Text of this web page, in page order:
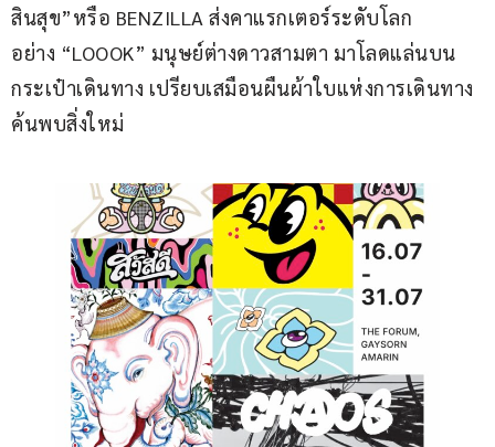
สินสุข”หรือ BENZILLA ส่งคาแรกเตอร์ระดับโลก
อย่าง “LOOOK” มนุษย์ต่างดาวสามตา มาโลดแล่นบน
กระเป๋าเดินทาง เปรียบเสมือนผืนผ้าใบแห่งการเดินทาง
ค้นพบสิ่งใหม่